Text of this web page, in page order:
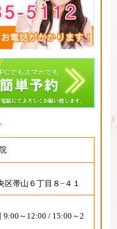
区帯山６丁目８−４１
9:00～12:00 / 15:00～2